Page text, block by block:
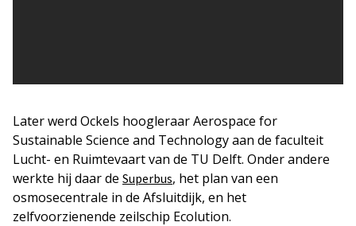
Later werd Ockels hoogleraar Aerospace for
Sustainable Science and Technology aan de faculteit
Lucht- en Ruimtevaart van de TU Delft. Onder andere
werkte hij daar de Superbus, het plan van een
osmosecentrale in de Afsluitdijk, en het
zelfvoorzienende zeilschip Ecolution.